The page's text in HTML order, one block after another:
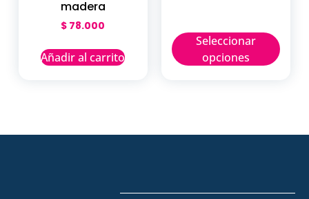
madera
$ 78.000
Añadir al carrito
Seleccionar
opciones